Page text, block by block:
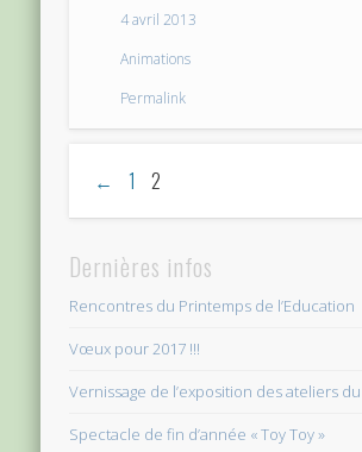
4 avril 2013
Animations
Permalink
← 1 2
Dernières infos
Rencontres du Printemps de l’Education
Vœux pour 2017 !!!
Vernissage de l’exposition des ateliers
Spectacle de fin d’année « Toy Toy »